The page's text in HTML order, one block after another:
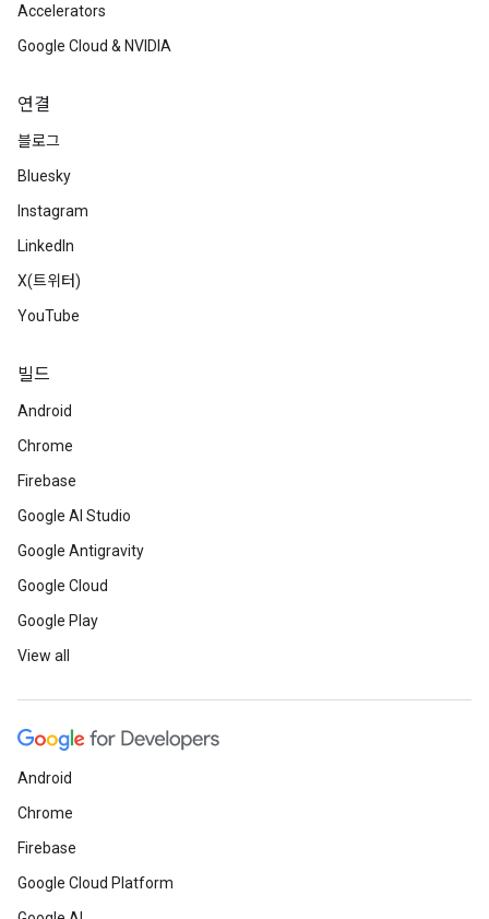
Accelerators
Google Cloud & NVIDIA
연결
블로그
Bluesky
Instagram
LinkedIn
X(트위터)
YouTube
빌드
Android
Chrome
Firebase
Google AI Studio
Google Antigravity
Google Cloud
Google Play
View all
Android
Chrome
Firebase
Google Cloud Platform